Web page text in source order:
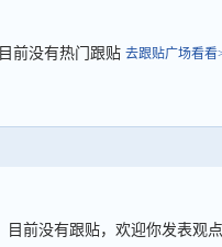
目前没有热门跟贴 去跟贴广场看看
目前没有跟贴，欢迎你发表观点